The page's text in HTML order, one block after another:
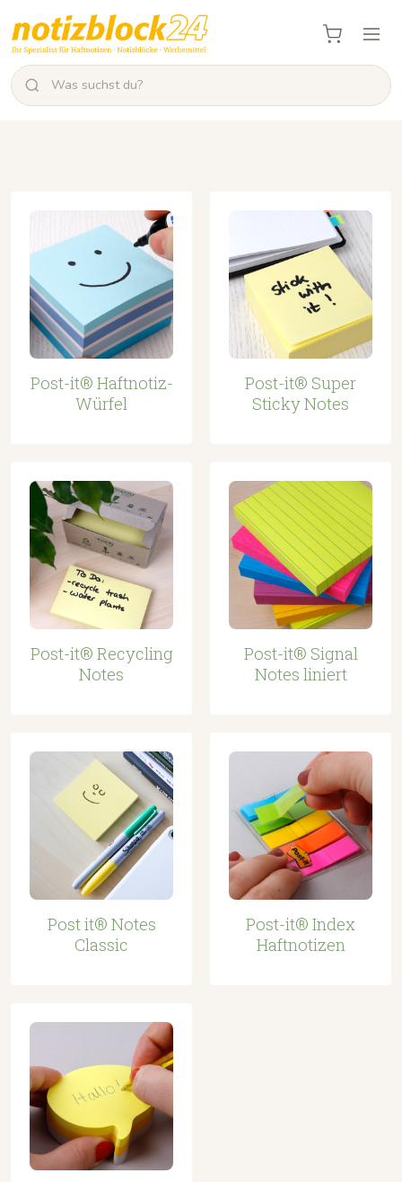
Post-it® Haftnotiz-
Würfel
Post-it® Super
Sticky Notes
Post-it® Recycling
Notes
Post-it® Signal
Notes liniert
Post it® Notes
Classic
Post-it® Index
Haftnotizen